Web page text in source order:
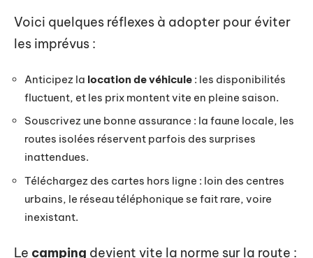
Voici quelques réflexes à adopter pour éviter
les imprévus :
Anticipez la location de véhicule : les disponibilités
fluctuent, et les prix montent vite en pleine saison.
Souscrivez une bonne assurance : la faune locale, les
routes isolées réservent parfois des surprises
inattendues.
Téléchargez des cartes hors ligne : loin des centres
urbains, le réseau téléphonique se fait rare, voire
inexistant.
Le camping devient vite la norme sur la route :